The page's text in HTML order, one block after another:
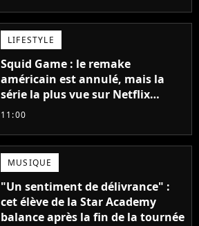
LIFESTYLE
Squid Game : le remake
américain est annulé, mais la
série la plus vue sur Netflix
pourrait avoir une version
11:00
MUSIQUE
"Un sentiment de délivrance" :
cet élève de la Star Academy
balance après la fin de la tournée